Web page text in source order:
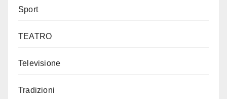
Sport
TEATRO
Televisione
Tradizioni